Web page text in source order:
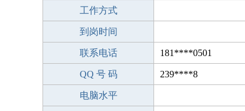
工作方式
到岗时间
联系电话 181****0501
QQ 号 码 239****8
电脑水平